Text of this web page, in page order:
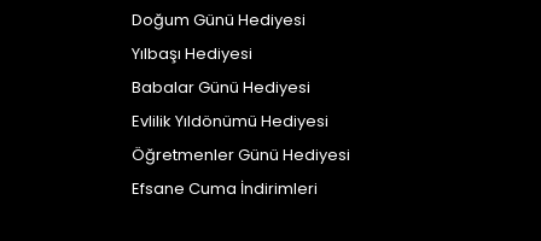
Doğum Günü Hediyesi
Yılbaşı Hediyesi
Babalar Günü Hediyesi
Evlilik Yıldönümü Hediyesi
Öğretmenler Günü Hediyesi
Efsane Cuma İndirimleri